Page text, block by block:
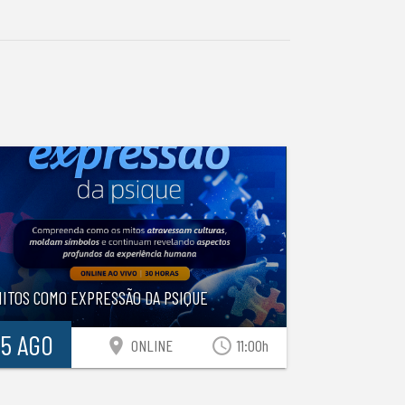
COMO EXPRESSÃO DA PSIQUE
AGO location_on ONLINE access_time 11:00h